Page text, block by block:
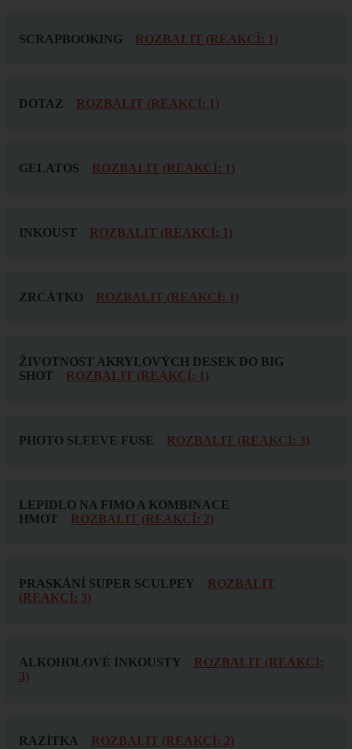
SCRAPBOOKING ROZBALIT (REAKCÍ: 1)
DOTAZ ROZBALIT (REAKCÍ: 1)
GELATOS ROZBALIT (REAKCÍ: 1)
INKOUST ROZBALIT (REAKCÍ: 1)
ZRCÁTKO ROZBALIT (REAKCÍ: 1)
ŽIVOTNOST AKRYLOVÝCH DESEK DO BIG
SHOT
ROZBALIT (REAKCÍ: 1)
PHOTO SLEEVE FUSE ROZBALIT (REAKCÍ: 3)
LEPIDLO NA FIMO A KOMBINACE
HMOT
ROZBALIT (REAKCÍ: 2)
PRASKÁNÍ SUPER SCULPEY
ROZBALIT
(REAKCÍ: 3)
ALKOHOLOVÉ INKOUSTY
ROZBALIT (REAKCÍ:
3)
RAZÍTKA ROZBALIT (REAKCÍ: 2)